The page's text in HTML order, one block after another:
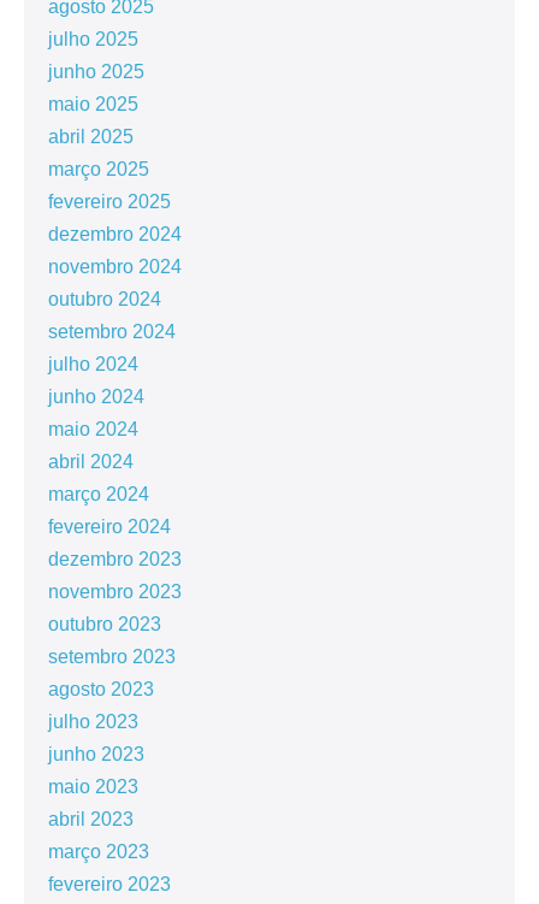
agosto 2025
julho 2025
junho 2025
maio 2025
abril 2025
março 2025
fevereiro 2025
dezembro 2024
novembro 2024
outubro 2024
setembro 2024
julho 2024
junho 2024
maio 2024
abril 2024
março 2024
fevereiro 2024
dezembro 2023
novembro 2023
outubro 2023
setembro 2023
agosto 2023
julho 2023
junho 2023
maio 2023
abril 2023
março 2023
fevereiro 2023